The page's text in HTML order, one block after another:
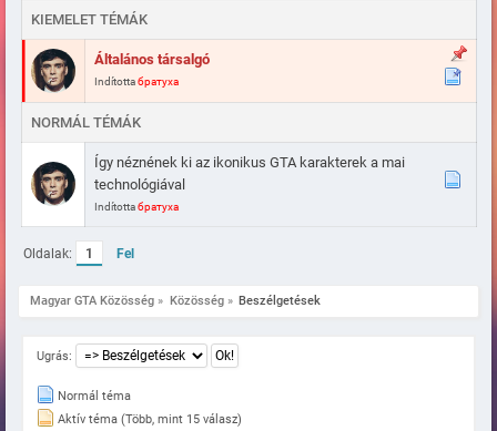
KIEMELET TÉMÁK
Általános társalgó
Indítottaбратуха
NORMÁL TÉMÁK
Így néznének ki az ikonikus GTA karakterek a mai
technológiával
Indítottaбратуха
Oldalak: 1 Fel
Magyar GTA Közösség » Közösség » Beszélgetések
Ugrás:
Normál téma
Aktív téma (Több, mint 15 válasz)